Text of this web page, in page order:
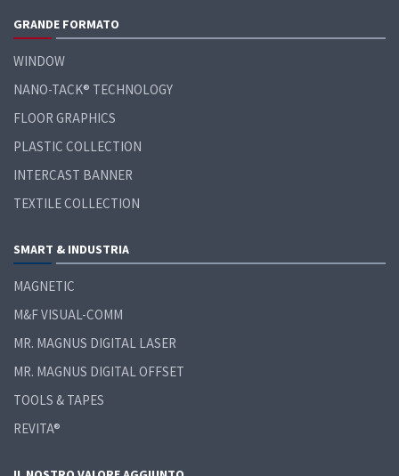
GRANDE FORMATO
WINDOW
NANO-TACK® TECHNOLOGY
FLOOR GRAPHICS
PLASTIC COLLECTION
INTERCAST BANNER
TEXTILE COLLECTION
SMART & INDUSTRIA
MAGNETIC
M&F VISUAL-COMM
MR. MAGNUS DIGITAL LASER
MR. MAGNUS DIGITAL OFFSET
TOOLS & TAPES
REVITA®